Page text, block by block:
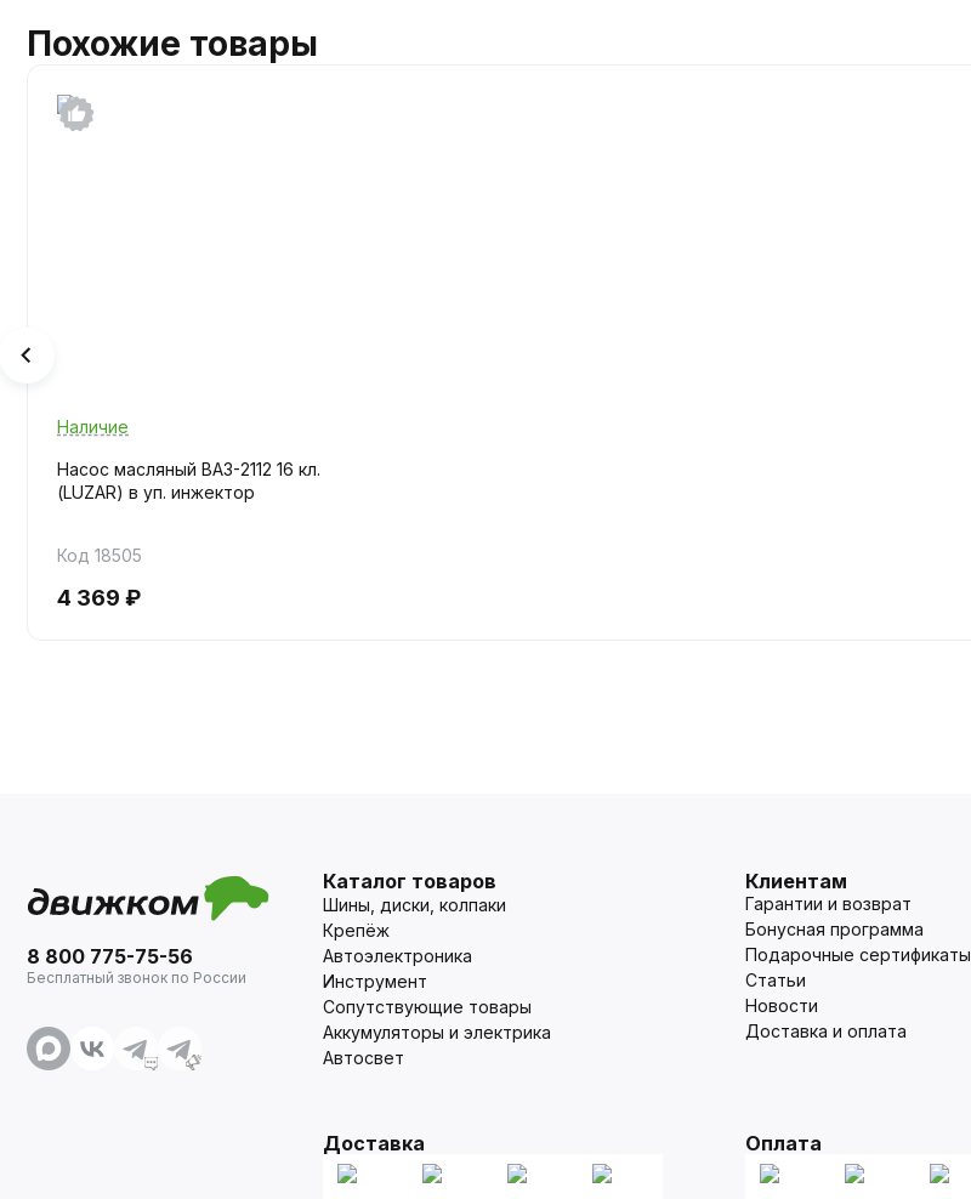
Похожие товары
Наличие
Насос масляный ВАЗ-2112 16 кл.
(LUZAR) в уп. инжектор
Код 18505
4 369 ₽
8 800 775-75-56
Бесплатный звонок по России
Каталог товаров
Шины, диски, колпаки
Крепёж
Автоэлектроника
Инструмент
Сопутствующие товары
Аккумуляторы и электрика
Автосвет
Клиентам
Гарантии и возврат
Бонусная программа
Подарочные сертификаты
Статьи
Новости
Доставка и оплата
Доставка Оплата